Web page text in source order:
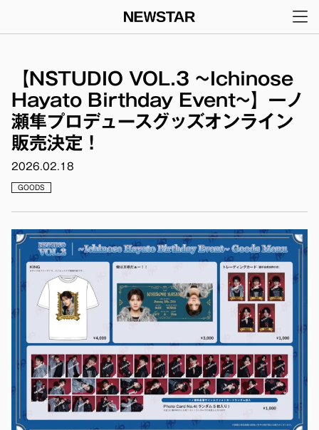
メインナビゲーション
【NSTUDIO VOL.3 ~Ichinose
Hayato Birthday Event~】一ノ
瀬隼プロデュースグッズオンライン
販売決定！
2026.02.18
GOODS